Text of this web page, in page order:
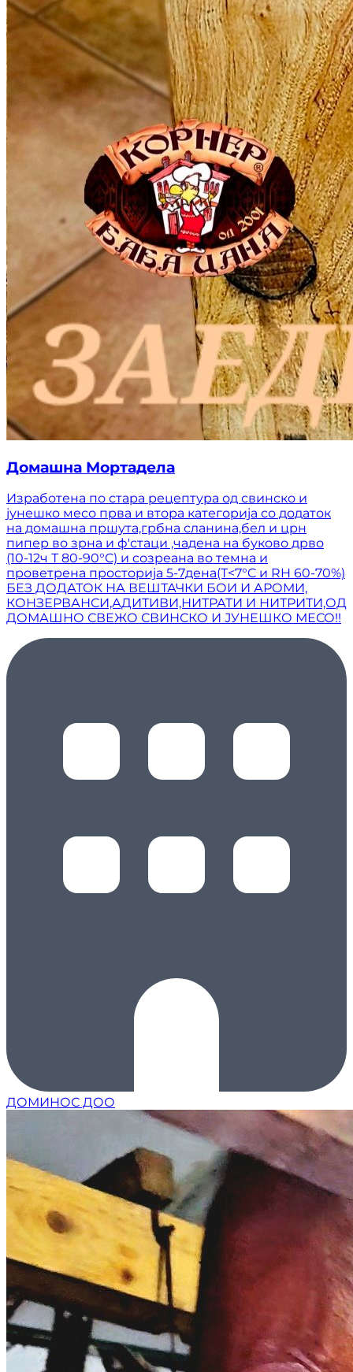
Домашна Мортадела
Изработена по стара рецептура од свинско и
јунешко месо прва и втора категорија со додаток
на домашна пршута,грбна сланина,бел и црн
пипер во зрна и ф'стаци ,чадена на буково дрво
(10-12ч Т 80-90°C) и созреана во темна и
проветрена просторија 5-7дена(Т<7°C и RH 60-70%)
БЕЗ ДОДАТОК НА ВЕШТАЧКИ БОИ И АРОМИ,
КОНЗЕРВАНСИ,АДИТИВИ,НИТРАТИ И НИТРИТИ,ОД
ДОМАШНО СВЕЖО СВИНСКО И ЈУНЕШКО МЕСО!!
ДОМИНОС ДОО